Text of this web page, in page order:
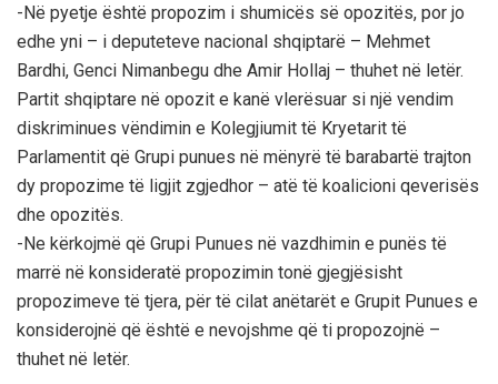
-Në pyetje është propozim i shumicës së opozitës, por jo
edhe yni – i deputeteve nacional shqiptarë – Mehmet
Bardhi, Genci Nimanbegu dhe Amir Hollaj – thuhet në letër.
Partit shqiptare në opozit e kanë vlerësuar si një vendim
diskriminues vëndimin e Kolegjiumit të Kryetarit të
Parlamentit që Grupi punues në mënyrë të barabartë trajton
dy propozime të ligjit zgjedhor – atë të koalicioni qeverisës
dhe opozitës.
-Ne kërkojmë që Grupi Punues në vazdhimin e punës të
marrë në konsideratë propozimin tonë gjegjësisht
propozimeve të tjera, për të cilat anëtarët e Grupit Punues e
konsiderojnë që është e nevojshme që ti propozojnë –
thuhet në letër.